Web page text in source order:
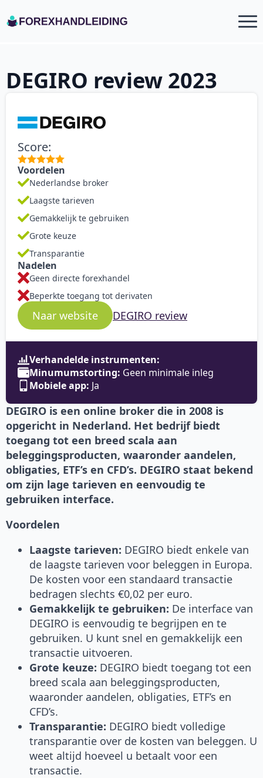
DEGIRO review 2023
Score:
Voordelen
Nederlandse broker
Laagste tarieven
Gemakkelijk te gebruiken
Grote keuze
Transparantie
Nadelen
Geen directe forexhandel
Beperkte toegang tot derivaten
Naar website DEGIRO review
Verhandelde instrumenten:
Minumumstorting: Geen minimale inleg
Mobiele app: Ja
DEGIRO is een online broker die in 2008 is
opgericht in Nederland. Het bedrijf biedt
toegang tot een breed scala aan
beleggingsproducten, waaronder aandelen,
obligaties, ETF’s en CFD’s. DEGIRO staat bekend
om zijn lage tarieven en eenvoudig te
gebruiken interface.
Voordelen
Laagste tarieven: DEGIRO biedt enkele van
de laagste tarieven voor beleggen in Europa.
De kosten voor een standaard transactie
bedragen slechts €0,02 per euro.
Gemakkelijk te gebruiken: De interface van
DEGIRO is eenvoudig te begrijpen en te
gebruiken. U kunt snel en gemakkelijk een
transactie uitvoeren.
Grote keuze: DEGIRO biedt toegang tot een
breed scala aan beleggingsproducten,
waaronder aandelen, obligaties, ETF’s en
CFD’s.
Transparantie: DEGIRO biedt volledige
transparantie over de kosten van beleggen. U
weet altijd hoeveel u betaalt voor een
transactie.